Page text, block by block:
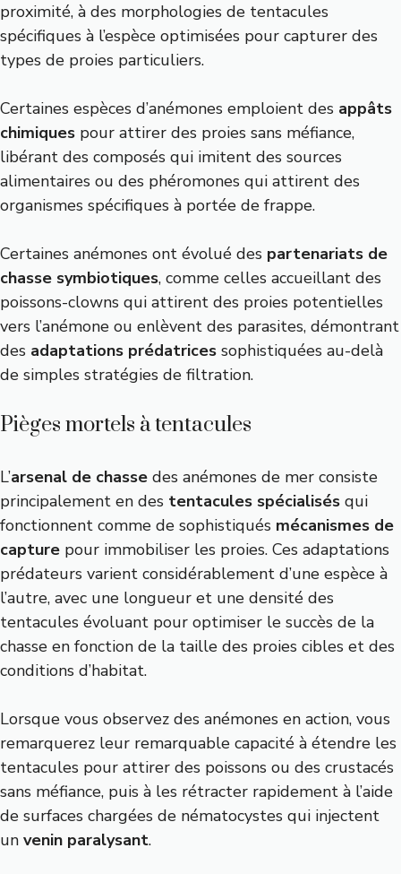
proximité, à des morphologies de tentacules
spécifiques à l’espèce optimisées pour capturer des
types de proies particuliers.
Certaines espèces d’anémones emploient des appâts
chimiques pour attirer des proies sans méfiance,
libérant des composés qui imitent des sources
alimentaires ou des phéromones qui attirent des
organismes spécifiques à portée de frappe.
Certaines anémones ont évolué des partenariats de
chasse symbiotiques, comme celles accueillant des
poissons-clowns qui attirent des proies potentielles
vers l’anémone ou enlèvent des parasites, démontrant
des adaptations prédatrices sophistiquées au-delà
de simples stratégies de filtration.
Pièges mortels à tentacules
L’arsenal de chasse des anémones de mer consiste
principalement en des tentacules spécialisés qui
fonctionnent comme de sophistiqués mécanismes de
capture pour immobiliser les proies. Ces adaptations
prédateurs varient considérablement d’une espèce à
l’autre, avec une longueur et une densité des
tentacules évoluant pour optimiser le succès de la
chasse en fonction de la taille des proies cibles et des
conditions d’habitat.
Lorsque vous observez des anémones en action, vous
remarquerez leur remarquable capacité à étendre les
tentacules pour attirer des poissons ou des crustacés
sans méfiance, puis à les rétracter rapidement à l’aide
de surfaces chargées de nématocystes qui injectent
un venin paralysant.